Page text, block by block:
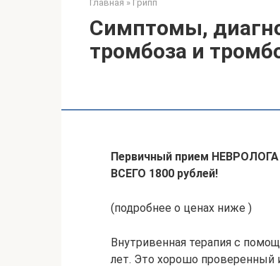
Главная » Грипп
Симптомы,
тромбоза и
Первичный прием НЕВРОЛОГА
ВСЕГО 1800 рублей!
(подробнее о ценах ниже )
Внутривенная терапия с
лет. Это хорошо проверенный